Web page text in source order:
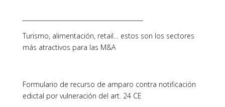
Turismo, alimentación, retail… estos son los sectores
más atractivos para las M&A
Formulario de recurso de amparo contra notificación
edictal por vulneración del art. 24 CE